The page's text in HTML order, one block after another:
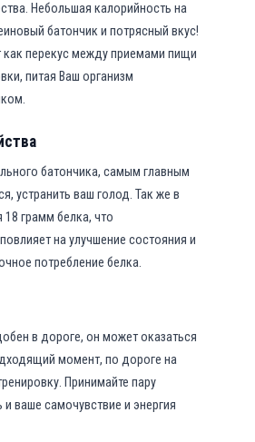
Небольшая калорийность на
батончик и потрясный вкус!
перекус между приемами пищи
питая Ваш организм
батончика, самым главным
устранить ваш голод. Так же в
18 грамм белка, что
на улучшение состояния и
потребление белка.
в дороге, он может оказаться
момент, по дороге на
Принимайте пару
ваше самочувствие и энергия